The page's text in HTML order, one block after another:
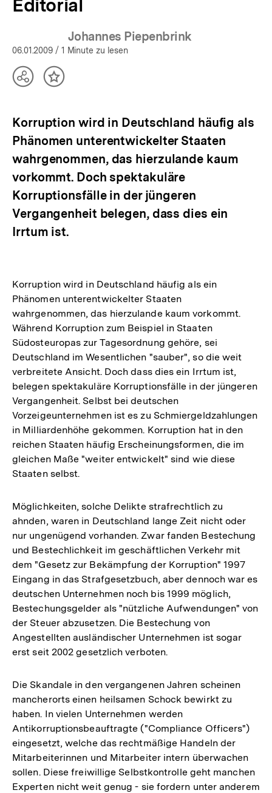
Editorial
Johannes Piepenbrink
06.01.2009 / 1 Minute zu lesen
TeilenInhalt
Korruption wird in Deutschland häufig als
Phänomen unterentwickelter Staaten
wahrgenommen, das hierzulande kaum
vorkommt. Doch spektakuläre
Korruptionsfälle in der jüngeren
Vergangenheit belegen, dass dies ein
Irrtum ist.
Korruption wird in Deutschland häufig als ein
Phänomen unterentwickelter Staaten
wahrgenommen, das hierzulande kaum vorkommt.
Während Korruption zum Beispiel in Staaten
Südosteuropas zur Tagesordnung gehöre, sei
Deutschland im Wesentlichen "sauber", so die weit
verbreitete Ansicht. Doch dass dies ein Irrtum ist,
belegen spektakuläre Korruptionsfälle in der jüngeren
Vergangenheit. Selbst bei deutschen
Vorzeigeunternehmen ist es zu Schmiergeldzahlungen
in Milliardenhöhe gekommen. Korruption hat in den
reichen Staaten häufig Erscheinungsformen, die im
gleichen Maße "weiter entwickelt" sind wie diese
Staaten selbst.
Möglichkeiten, solche Delikte strafrechtlich zu
ahnden, waren in Deutschland lange Zeit nicht oder
nur ungenügend vorhanden. Zwar fanden Bestechung
und Bestechlichkeit im geschäftlichen Verkehr mit
dem "Gesetz zur Bekämpfung der Korruption" 1997
Eingang in das Strafgesetzbuch, aber dennoch war es
deutschen Unternehmen noch bis 1999 möglich,
Bestechungsgelder als "nützliche Aufwendungen" von
der Steuer abzusetzen. Die Bestechung von
Angestellten ausländischer Unternehmen ist sogar
erst seit 2002 gesetzlich verboten.
Die Skandale in den vergangenen Jahren scheinen
mancherorts einen heilsamen Schock bewirkt zu
haben. In vielen Unternehmen werden
Antikorruptionsbeauftragte ("Compliance Officers")
eingesetzt, welche das rechtmäßige Handeln der
Mitarbeiterinnen und Mitarbeiter intern überwachen
sollen. Diese freiwillige Selbstkontrolle geht manchen
Experten nicht weit genug - sie fordern unter anderem